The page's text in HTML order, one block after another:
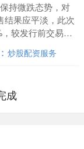
持微跌态势，对
结果应平淡，此次
较发行前交易水
。近五次2年期国
炒股配资服务
成